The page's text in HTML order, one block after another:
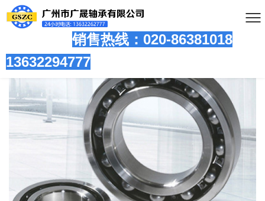
销售热线：020-86381018
13632294777